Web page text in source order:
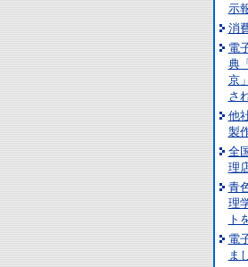
示
消
電
典
京
さ
他
製
全
理
青
理
ト
電
ま